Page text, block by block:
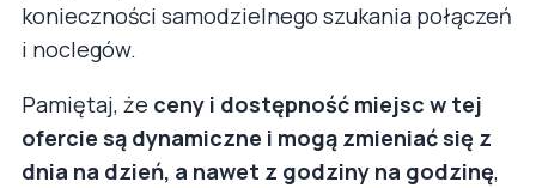
konieczności samodzielnego szukania połączeń
i noclegów.
Pamiętaj, że ceny i dostępność miejsc w tej
ofercie są dynamiczne i mogą zmieniać się z
dnia na dzień, a nawet z godziny na godzinę,